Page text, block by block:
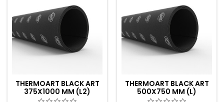
THERMOART BLACK ART
375X1000 MM (L2)
THERMOART BLACK ART
500X750 MM (L)